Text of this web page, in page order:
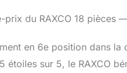
prix du RAXCO 18 pièces
en 6e position dans
étoiles sur 5, le RAXCO